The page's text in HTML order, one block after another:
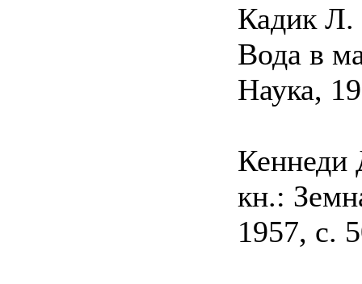
Кадик
Вода в
Наука,
кн.:
1957, с.